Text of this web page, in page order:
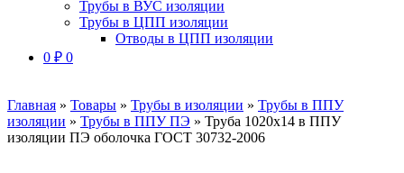
Трубы в ВУС изоляции
Трубы в ЦПП изоляции
Отводы в ЦПП изоляции
0 ₽ 0
Главная » Товары » Трубы в изоляции » Трубы в ППУ
изоляции » Трубы в ППУ ПЭ » Труба 1020х14 в ППУ
изоляции ПЭ оболочка ГОСТ 30732-2006